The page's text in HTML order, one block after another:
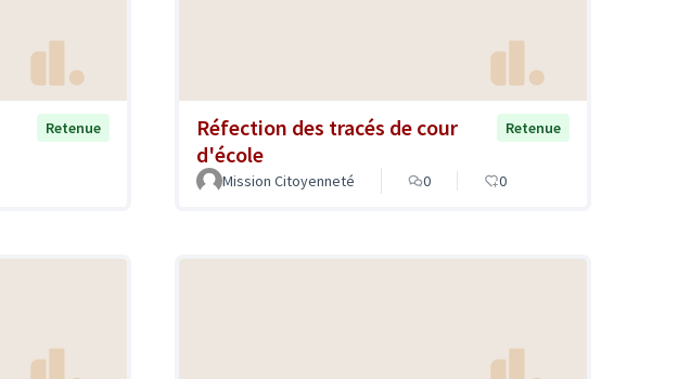
Retenue
Réfection des tracés de cour
d'école
Retenue
Mission Citoyenneté 0 0